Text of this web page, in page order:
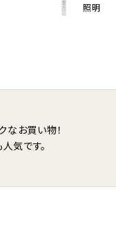
照明
なお買い物！
気です。